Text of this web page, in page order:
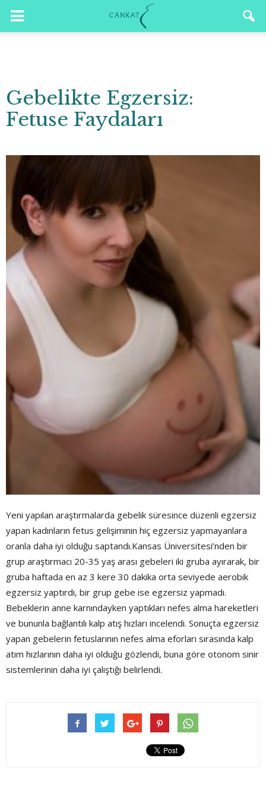
Gebelikte Egzersiz:
Fetuse Faydaları
Yeni yapılan araştırmalarda gebelik süresince düzenli egzersiz
yapan kadınların fetus gelişiminin hiç egzersiz yapmayanlara
oranla daha iyi olduğu saptandı.Kansas Üniversitesi’nden bir
grup araştırmacı 20-35 yaş arası gebeleri iki gruba ayırarak, bir
gruba haftada en az 3 kere 30 dakika orta seviyede aerobik
egzersiz yaptırdı, bir grup gebe ise egzersiz yapmadı.
Bebeklerin anne karnındayken yaptıkları nefes alma hareketleri
ve bununla bağlantılı kalp atış hızları incelendi. Sonuçta egzersiz
yapan gebelerin fetuslarının nefes alma eforları sırasında kalp
atım hızlarının daha iyi olduğu gözlendi, buna göre otonom sinir
sistemlerinin daha iyi çalıştığı belirlendi.